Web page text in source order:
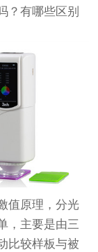
？有哪些区别
值原理，分光
，主要是由三
比较样板与被